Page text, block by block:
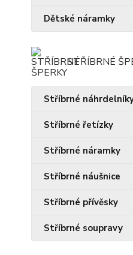
Dětské náramky
STŘÍBRNÉ
Stříbrné
Stříbrné řetízky
Stříbrné náramky
Stříbrné náušnice
Stříbrné přívěsky
Stříbrné soupravy